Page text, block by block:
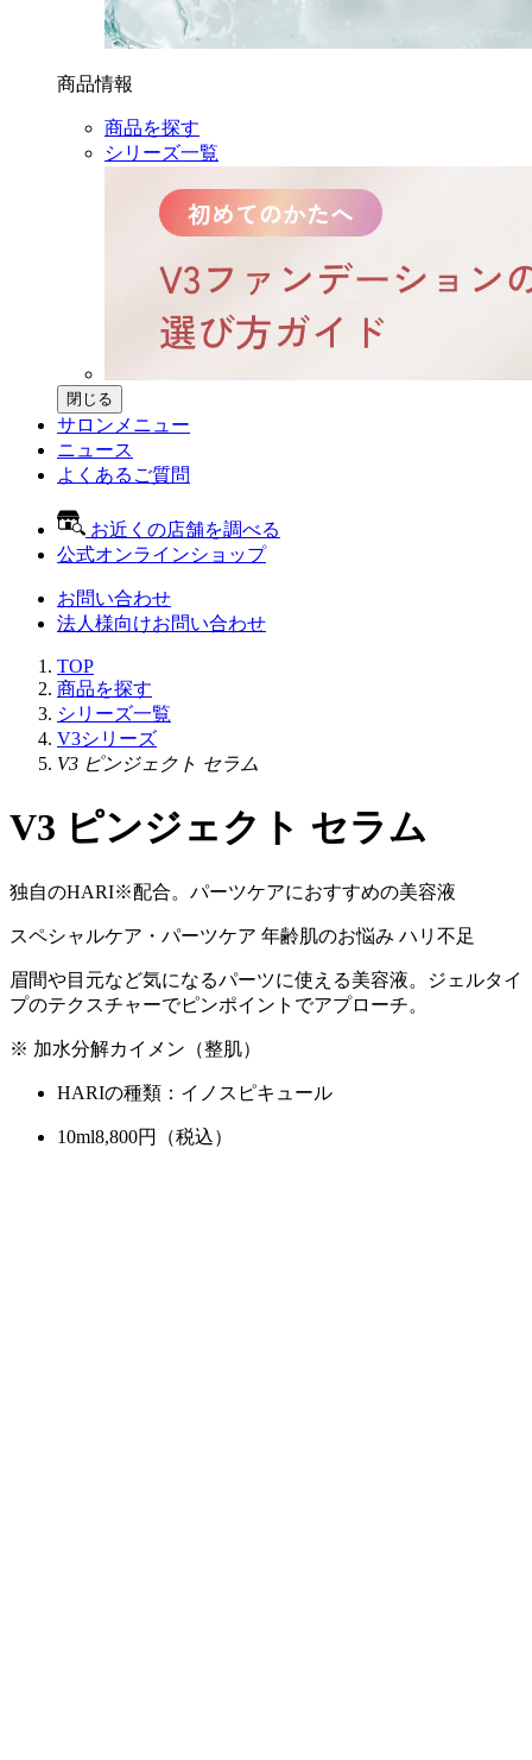
商品情報
商品を探す
シリーズ一覧
閉じる
サロンメニュー
ニュース
よくあるご質問
お近くの店舗を調べる
公式オンラインショップ
お問い合わせ
法人様向けお問い合わせ
TOP
商品を探す
シリーズ一覧
V3シリーズ
V3 ピンジェクト セラム
V3 ピンジェクト セラム
独自のHARI※配合。パーツケアにおすすめの美容液
スペシャルケア・パーツケア 年齢肌のお悩み ハリ不足
眉間や目元など気になるパーツに使える美容液。ジェルタイ
プのテクスチャーでピンポイントでアプローチ。
※ 加水分解カイメン（整肌）
HARIの種類：イノスピキュール
10ml8,800円（税込）